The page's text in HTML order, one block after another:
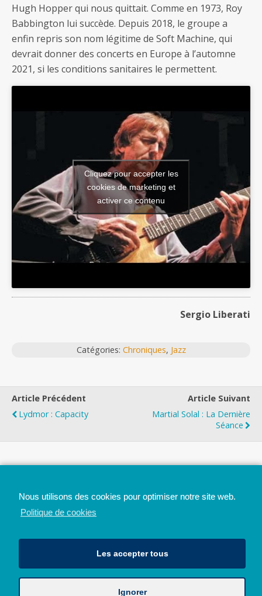
Hugh Hopper qui nous quittait. Comme en 1973, Roy
Babbington lui succède. Depuis 2018, le groupe a
enfin repris son nom légitime de Soft Machine, qui
devrait donner des concerts en Europe à l’automne
2021, si les conditions sanitaires le permettent.
Cliquez pour accepter les
cookies de marketing et
activer ce contenu
Sergio Liberati
Catégories: Chroniques, Jazz
Article Précédent
Lydmor : Capacity
Article Suivant
Martial Solal : La Dernière
Séance
Nous utilisons des cookies pour optimiser notre site web.
Politique de cookies
Les accepter tous
Ignorer